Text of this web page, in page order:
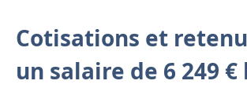
Cotisations et
un salaire de 6 249